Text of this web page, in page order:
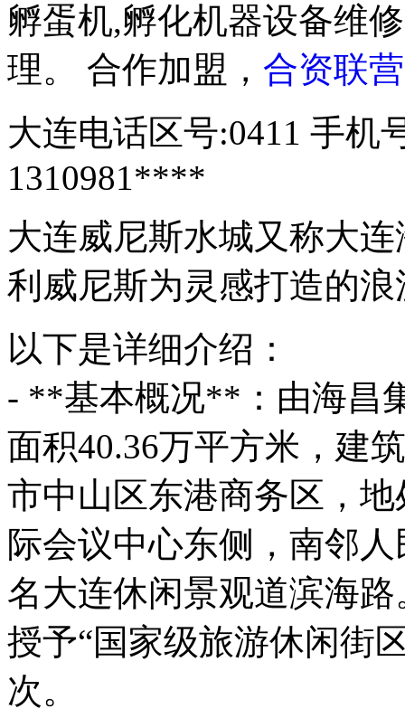
孵蛋机,孵化机器设备维
理。 合作加盟， 合资联营
大连电话区号:0411 手机
1310981****
大连威尼斯水城又称大
利威尼斯为灵感打造的
以下是详细介绍：
- **基本概况**：由海昌
面积40.36万平方米，建
市中山区东港商务区，
际会议中心东侧，南邻
名大连休闲景观道滨海
授予“国家级旅游休闲街
次。